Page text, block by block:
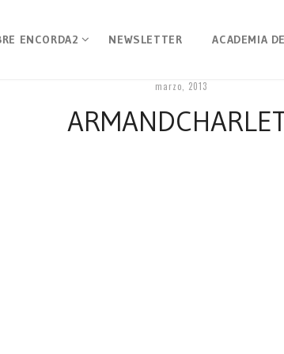
ENCORDA2 NEWSLETTER ACADEMIA
marzo, 2013